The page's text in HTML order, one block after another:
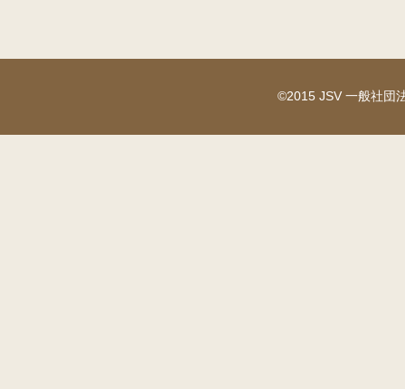
©2015 JSV 一般社団